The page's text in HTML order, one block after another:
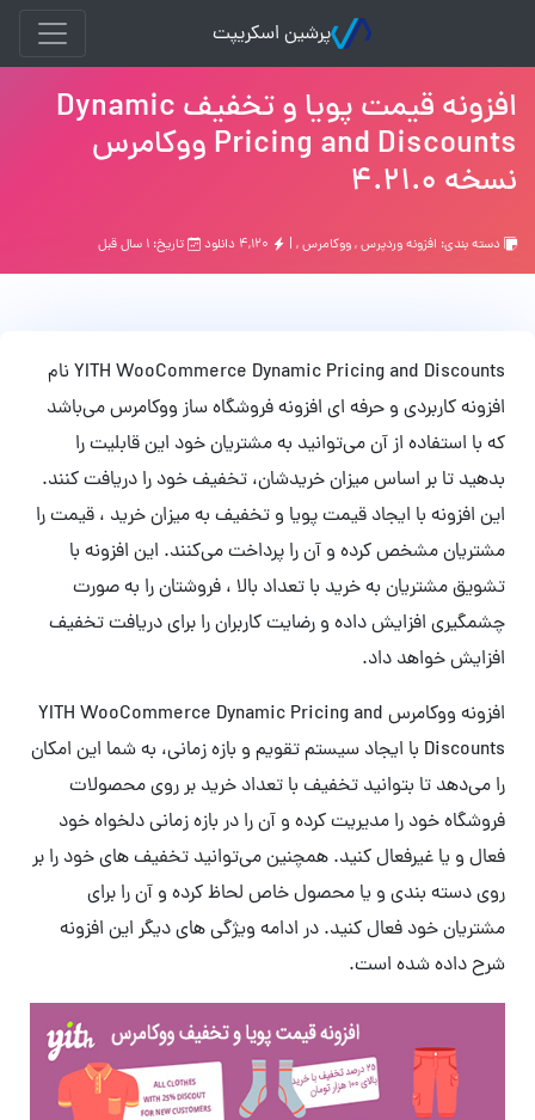
پرشین اسکریپت
افزونه قیمت پویا و تخفیف Dynamic
Pricing and Discounts ووکامرس
نسخه 4.21.0
دسته بندی: افزونه وردپرس,ووکامرس, | تاریخ: ۱ سال قبل
YITH WooCommerce Dynamic Pricing and Discounts نام
افزونه کاربردی و حرفه ای افزونه فروشگاه ساز ووکامرس می‌باشد
که با استفاده از آن می‌توانید به مشتریان خود این قابلیت را
بدهید تا بر اساس میزان خریدشان، تخفیف خود را دریافت کنند.
این افزونه با ایجاد قیمت پویا و تخفیف به میزان خرید ، قیمت را
مشتریان مشخص کرده و آن را پرداخت می‌کنند. این افزونه با
تشویق مشتریان به خرید با تعداد بالا ، فروشتان را به صورت
چشمگیری افزایش داده و رضایت کاربران را برای دریافت تخفیف
افزایش خواهد داد.
افزونه ووکامرس YITH WooCommerce Dynamic Pricing and
Discounts با ایجاد سیستم تقویم و بازه زمانی، به شما این امکان
را می‌دهد تا بتوانید تخفیف با تعداد خرید بر روی محصولات
فروشگاه خود را مدیریت کرده و آن را در بازه زمانی دلخواه خود
فعال و یا غیرفعال کنید. همچنین می‌توانید تخفیف های خود را بر
روی دسته بندی و یا محصول خاص لحاظ کرده و آن را برای
مشتریان خود فعال کنید. در ادامه ویژگی های دیگر این افزونه
شرح داده شده است.